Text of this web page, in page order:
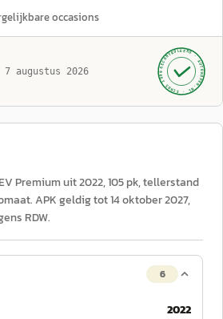
occasions
7 augustus 2026 GECONTROLEERD ·
AUTOKOPEN.NL
· SINDS 1999 ·
Premium uit 2022, 105 pk, tellerstand
APK geldig tot 14 oktober 2027,
RDW.
6
2022